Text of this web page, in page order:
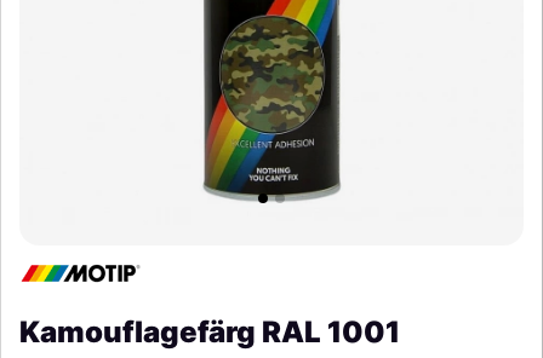
Kamouflagefärg RAL 1001